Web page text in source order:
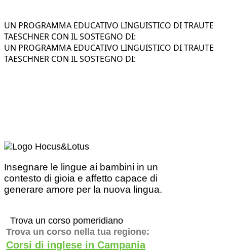
UN PROGRAMMA EDUCATIVO LINGUISTICO DI TRAUTE
TAESCHNER CON IL SOSTEGNO DI:
UN PROGRAMMA EDUCATIVO LINGUISTICO DI TRAUTE
TAESCHNER CON IL SOSTEGNO DI:
Insegnare le lingue ai bambini in un
contesto di gioia e affetto capace di
generare amore per la nuova lingua.
Trova un corso pomeridiano
Trova un corso nella tua regione:
Corsi di inglese in Campania